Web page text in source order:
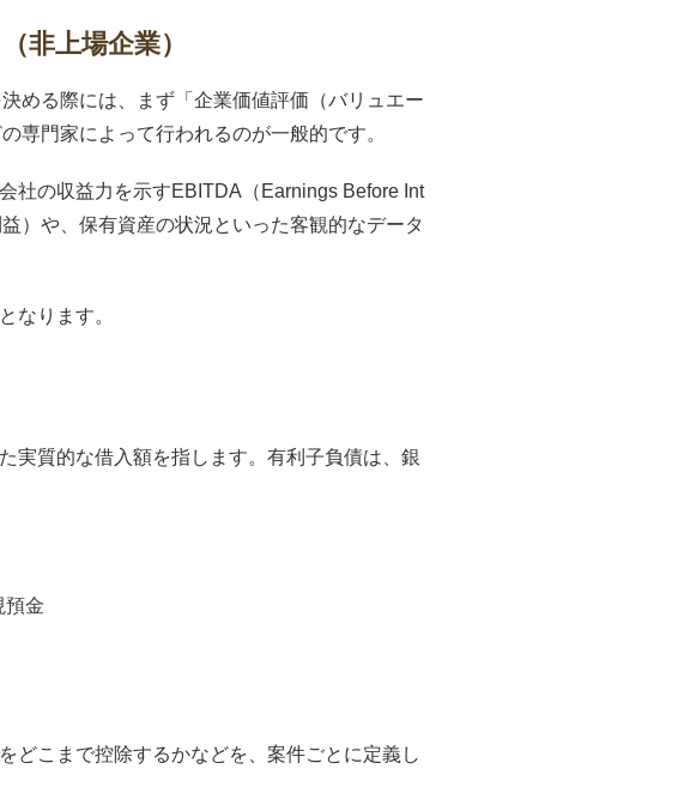
非上場企業）
める際には、まず「企業価値評価（バリュエー
専門家によって行われるのが一般的です。
社の収益力を示すEBITDA（Earnings Before Int
）や、保有資産の状況といった客観的なデータ
なります。
実質的な借入額を指します。有利子負債は、銀
預金
どこまで控除するかなどを、案件ごとに定義し